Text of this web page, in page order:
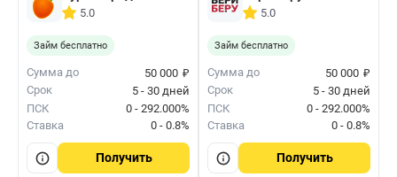
5.0
Займ бесплатно
Сумма до 50 000 ₽
Срок
5 - 30 дней
ПСК
0 - 292.000%
Ставка
0 - 0.8%
Получить
5.0
Займ бесплатно
Сумма до 50 000 ₽
Срок
5 - 30 дней
ПСК
0 - 292.000%
Ставка
0 - 0.8%
Получить